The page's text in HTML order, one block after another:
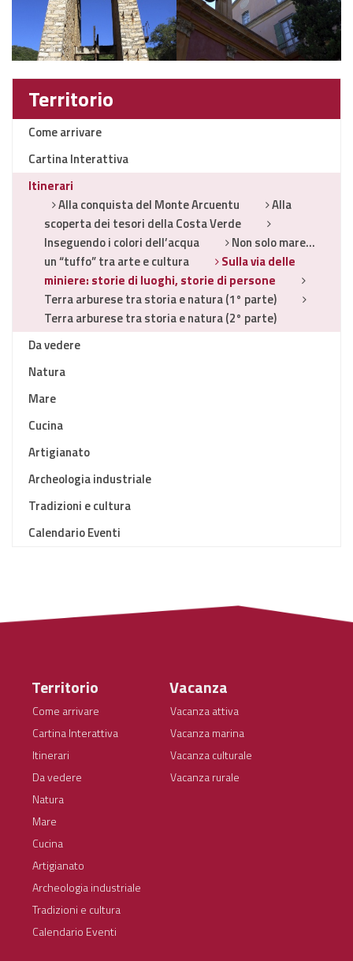
Territorio
Come arrivare
Cartina Interattiva
Itinerari
Alla conquista del Monte Arcuentu
Alla
scoperta dei tesori della Costa Verde
Inseguendo i colori dell’acqua
Non solo mare…
un “tuffo” tra arte e cultura
Sulla via delle
miniere: storie di luoghi, storie di persone
Terra arburese tra storia e natura (1° parte)
Terra arburese tra storia e natura (2° parte)
Da vedere
Natura
Mare
Cucina
Artigianato
Archeologia industriale
Tradizioni e cultura
Calendario Eventi
Territorio
Come arrivare
Cartina Interattiva
Itinerari
Da vedere
Natura
Mare
Cucina
Artigianato
Archeologia industriale
Tradizioni e cultura
Calendario Eventi
Vacanza
Vacanza attiva
Vacanza marina
Vacanza culturale
Vacanza rurale